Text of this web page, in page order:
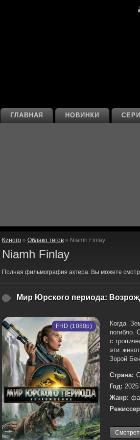
НОВИНКИ
ГЛАВНАЯ
Киного » Облако тегов » Niamh Finlay
Niamh Finlay
Полная фильмография актера. Вы можете
Мир Юрского периода:
FHD (1080p)
Когда
погибло.
с
эти
Зорой
Страна:
Год: 2025
Жанр: